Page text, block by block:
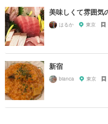
美味しくて雰囲気
はるか 東京
新宿
bianca 東京